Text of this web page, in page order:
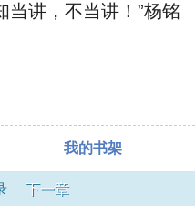
讲，不当讲！”杨铭
我的书架
下一章